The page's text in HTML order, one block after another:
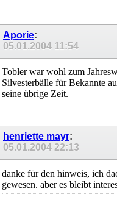
Aporie:
05.01.2004 11:54
Tobler war wohl zum
Silvesterbälle für Bekannte
seine übrige Zeit.
henriette mayr:
05.01.2004 22:13
danke für den hinweis, ich
gewesen. aber es bleibt